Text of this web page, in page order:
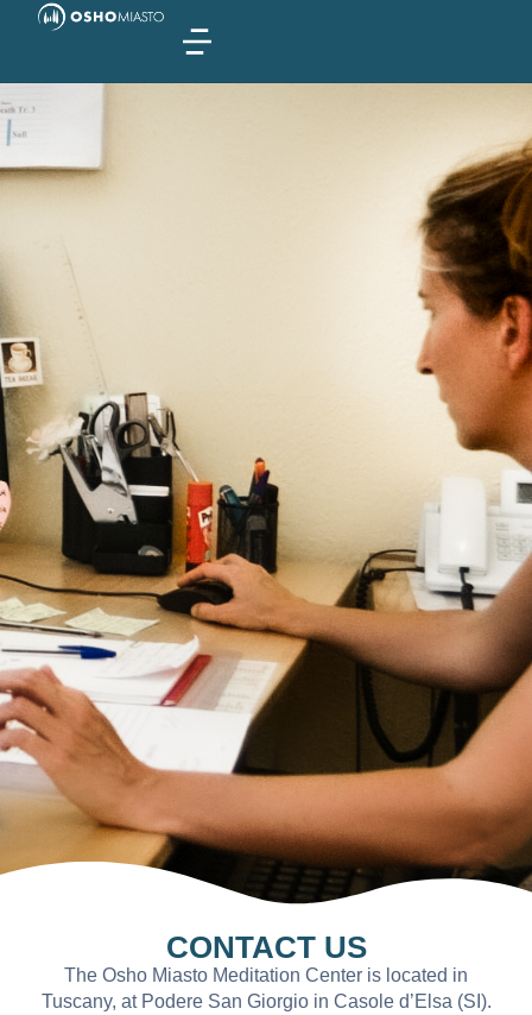
CONTACT US
The Osho Miasto Meditation Center is located in
Tuscany, at Podere San Giorgio in Casole d’Elsa (SI).